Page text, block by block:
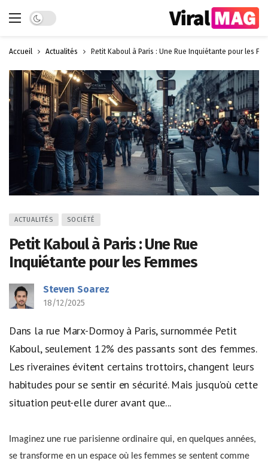
Dark mode
Accueil Actualités Petit Kaboul à Paris : Une Rue Inquiétante pour les
ACTUALITÉS SOCIÉTÉ
Petit Kaboul à Paris : Une Rue
Inquiétante pour les Femmes
Steven Soarez
18/12/2025
Dans la rue Marx-Dormoy à Paris, surnommée Petit
Kaboul, seulement 12% des passants sont des femmes.
Les riveraines évitent certains trottoirs, changent leurs
habitudes pour se sentir en sécurité. Mais jusqu'où cette
situation peut-elle durer avant que...
Imaginez une rue parisienne ordinaire qui, en quelques années,
se transforme en un espace où les femmes se sentent comme